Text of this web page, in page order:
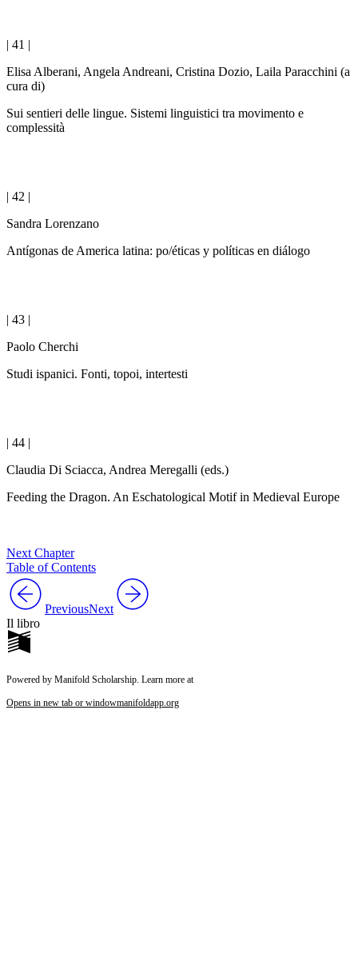
| 41 |
Elisa Alberani, Angela Andreani, Cristina Dozio, Laila Paracchini (a
cura di)
Sui sentieri delle lingue. Sistemi linguistici tra movimento e
complessità
| 42 |
Sandra Lorenzano
Antígonas de America latina: po/éticas y políticas en diálogo
| 43 |
Paolo Cherchi
Studi ispanici. Fonti, topoi, intertesti
| 44 |
Claudia Di Sciacca, Andrea Meregalli (eds.)
Feeding the Dragon. An Eschatological Motif in Medieval Europe
Next Chapter
Table of Contents
PreviousNext
Il libro
Powered by Manifold Scholarship. Learn more at
Opens in new tab or windowmanifoldapp.org